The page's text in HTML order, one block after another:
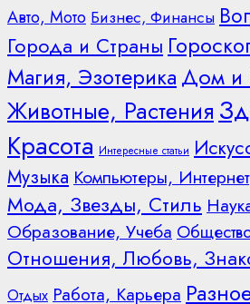
Авто, МотоБизнес, Финансы
Города и Страны
Магия, Эзотерика Дом и
Животные, Растения
Красота Интересные статьи
Музыка Компьютеры,
Мода, Звезды, Стиль
Образование, Учеба
Отношения, Любовь,
Отдых Работа, Карьера